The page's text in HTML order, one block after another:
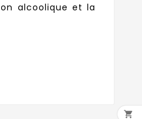
alcoolique et la
